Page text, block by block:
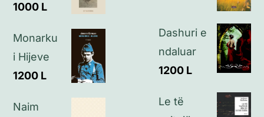
Kontakt
1000 L
Monarku
i Hijeve
1200 L
Naim
Dashuri e
ndaluar
1200 L
Le të